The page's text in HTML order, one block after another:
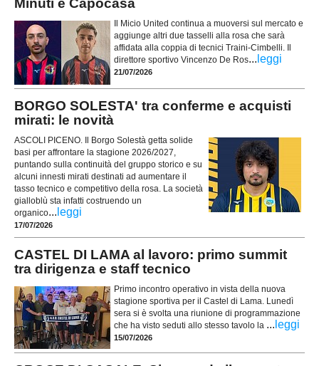
Minuti e Capocasa
Il Micio United continua a muoversi sul mercato e
aggiunge altri due tasselli alla rosa che sarà
affidata alla coppia di tecnici Traini-Cimbelli. Il
direttore sportivo Vincenzo De Ros... leggi
21/07/2026
BORGO SOLESTA' tra conferme e acquisti
mirati: le novità
ASCOLI PICENO. Il Borgo Solestà getta solide
basi per affrontare la stagione 2026/2027,
puntando sulla continuità del gruppo storico e su
alcuni innesti mirati destinati ad aumentare il
tasso tecnico e competitivo della rosa. La società
gialloblù sta infatti costruendo un
organico... leggi
17/07/2026
CASTEL DI LAMA al lavoro: primo summit
tra dirigenza e staff tecnico
Primo incontro operativo in vista della nuova
stagione sportiva per il Castel di Lama. Lunedì
sera si è svolta una riunione di programmazione
che ha visto seduti allo stesso tavolo la ... leggi
15/07/2026